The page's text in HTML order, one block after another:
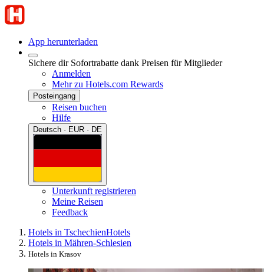
App herunterladen
Sichere dir Sofortrabatte dank Preisen für Mitglieder
Anmelden
Mehr zu Hotels.com Rewards
Posteingang
Reisen buchen
Hilfe
Deutsch · EUR · DE
Unterkunft registrieren
Meine Reisen
Feedback
Hotels in TschechienHotels
Hotels in Mähren-Schlesien
Hotels in Krasov